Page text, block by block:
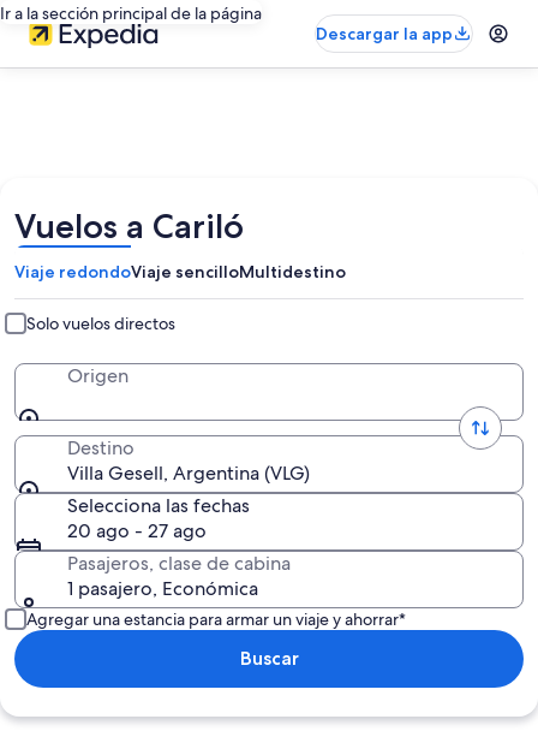
Ir a la sección principal de la página
Descargar la app
Vuelos a Cariló
Viaje redondoViaje sencilloMultidestino
Solo vuelos directos
Origen
Destino
Villa Gesell, Argentina (VLG)
Selecciona las fechas
20 ago - 27 ago
Pasajeros, clase de cabina
1 pasajero, Económica
Agregar una estancia para armar un viaje y ahorrar*
Buscar